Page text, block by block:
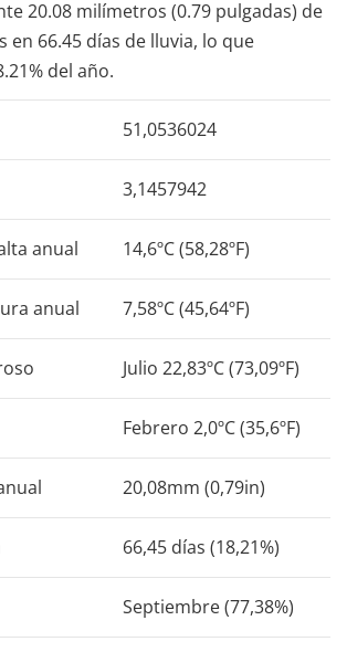
20.08 milímetros (0.79 pulgadas) de
en 66.45 días de lluvia, lo que
del año.
51,0536024
3,1457942
anual 14,6ºC (58,28ºF)
anual 7,58ºC (45,64ºF)
Julio 22,83ºC (73,09ºF)
Febrero 2,0ºC (35,6ºF)
20,08mm (0,79in)
66,45 días (18,21%)
Septiembre (77,38%)